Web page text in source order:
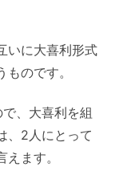
いに大喜利形式
のです。
、大喜利を組
、2人にとって
ます。